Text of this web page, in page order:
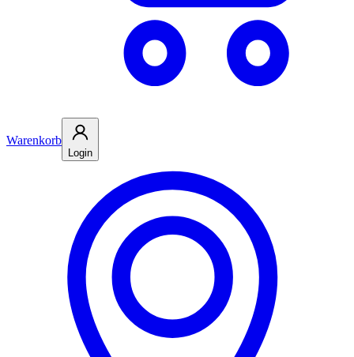
Warenkorb
Login